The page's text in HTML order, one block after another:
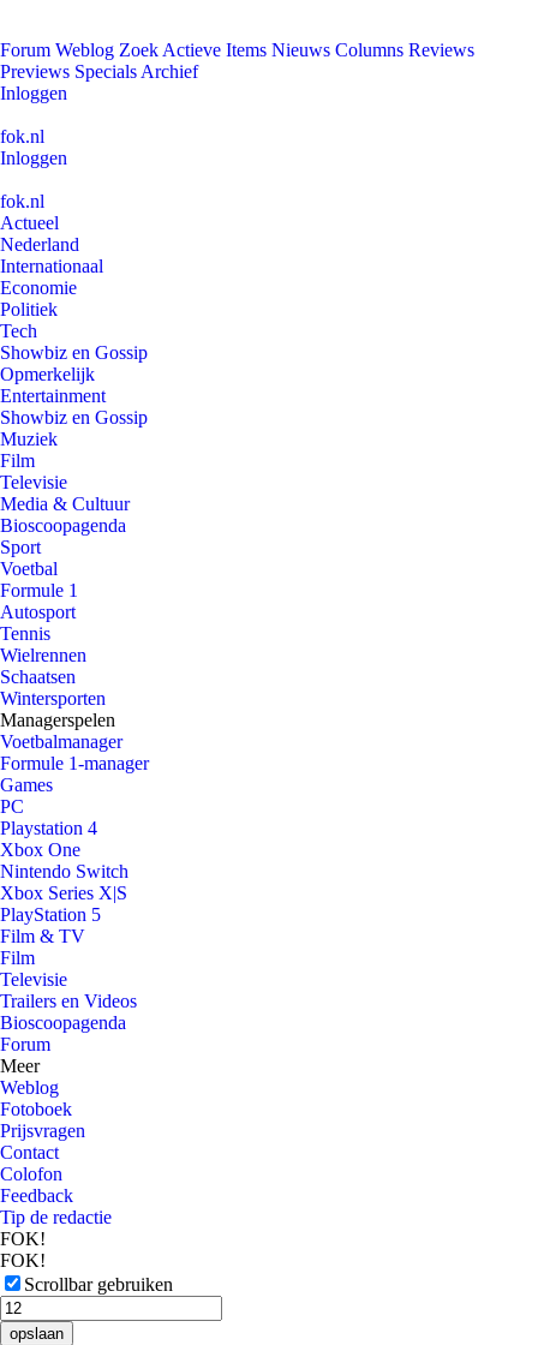
Forum Weblog Zoek Actieve Items Nieuws Columns Reviews
Previews Specials Archief
Inloggen
fok.nl
Inloggen
fok.nl
Actueel
Nederland
Internationaal
Economie
Politiek
Tech
Showbiz en Gossip
Opmerkelijk
Entertainment
Showbiz en Gossip
Muziek
Film
Televisie
Media & Cultuur
Bioscoopagenda
Sport
Voetbal
Formule 1
Autosport
Tennis
Wielrennen
Schaatsen
Wintersporten
Managerspelen
Voetbalmanager
Formule 1-manager
Games
PC
Playstation 4
Xbox One
Nintendo Switch
Xbox Series X|S
PlayStation 5
Film & TV
Film
Televisie
Trailers en Videos
Bioscoopagenda
Forum
Meer
Weblog
Fotoboek
Prijsvragen
Contact
Colofon
Feedback
Tip de redactie
FOK!
FOK!
Scrollbar gebruiken
opslaan